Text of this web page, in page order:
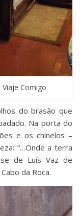
Comigo
do brasão que
Na porta do
e os chinelos –
“…Onde a terra
de Luís Vaz de
da Roca.